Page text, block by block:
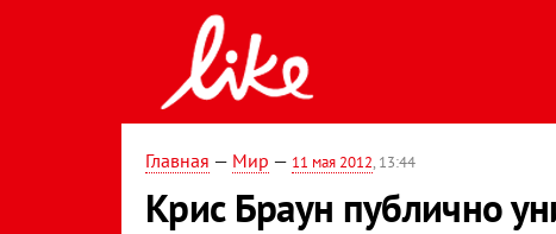
Главная — Мир — 11 мая 2012, 13:44
Крис Браун публично